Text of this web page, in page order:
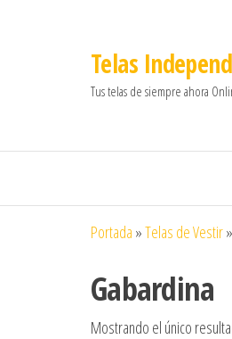
Telas
Tus telas de siempre ahora
Portada »Telas de Vestir»
Gabardina
Mostrando el único